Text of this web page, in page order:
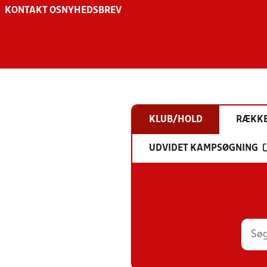
KONTAKT OS NYHEDSBREV
KLUB/HOLD
UDVIDET KAMPSØGNING